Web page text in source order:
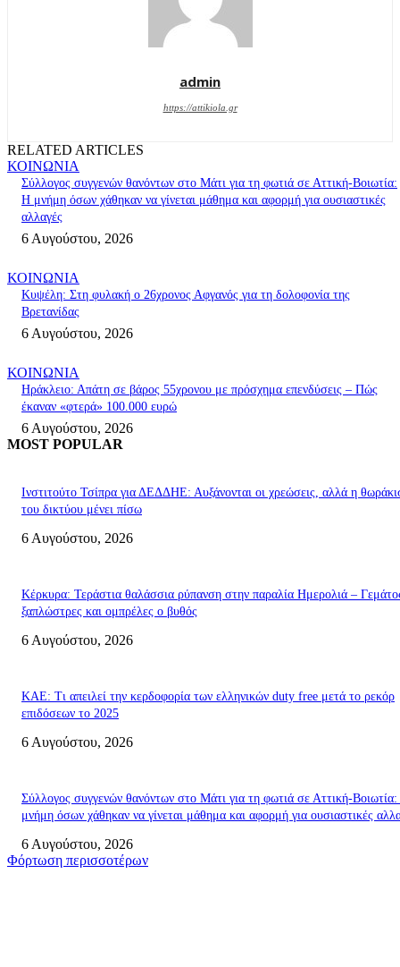
admin
https://attikiola.gr
RELATED ARTICLES
ΚΟΙΝΩΝΙΑ
Σύλλογος συγγενών θανόντων στο Μάτι για τη φωτιά σε Αττική-Βοιωτία:
Η μνήμη όσων χάθηκαν να γίνεται μάθημα και αφορμή για ουσιαστικές
αλλαγές
6 Αυγούστου, 2026
ΚΟΙΝΩΝΙΑ
Κυψέλη: Στη φυλακή ο 26χρονος Αφγανός για τη δολοφονία της
Βρετανίδας
6 Αυγούστου, 2026
ΚΟΙΝΩΝΙΑ
Ηράκλειο: Απάτη σε βάρος 55χρονου με πρόσχημα επενδύσεις – Πώς
έκαναν «φτερά» 100.000 ευρώ
6 Αυγούστου, 2026
MOST POPULAR
Ινστιτούτο Τσίπρα για ΔΕΔΔΗΕ: Αυξάνονται οι χρεώσεις, αλλά η
του δικτύου μένει πίσω
6 Αυγούστου, 2026
Κέρκυρα: Τεράστια θαλάσσια ρύπανση στην παραλία Ημερολιά –
ξαπλώστρες και ομπρέλες ο βυθός
6 Αυγούστου, 2026
ΚΑΕ: Τι απειλεί την κερδοφορία των ελληνικών duty free μετά το ρεκόρ
επιδόσεων το 2025
6 Αυγούστου, 2026
Σύλλογος συγγενών θανόντων στο Μάτι για τη φωτιά σε Αττική-
μνήμη όσων χάθηκαν να γίνεται μάθημα και αφορμή για ουσιαστικές
6 Αυγούστου, 2026
Φόρτωση περισσοτέρων